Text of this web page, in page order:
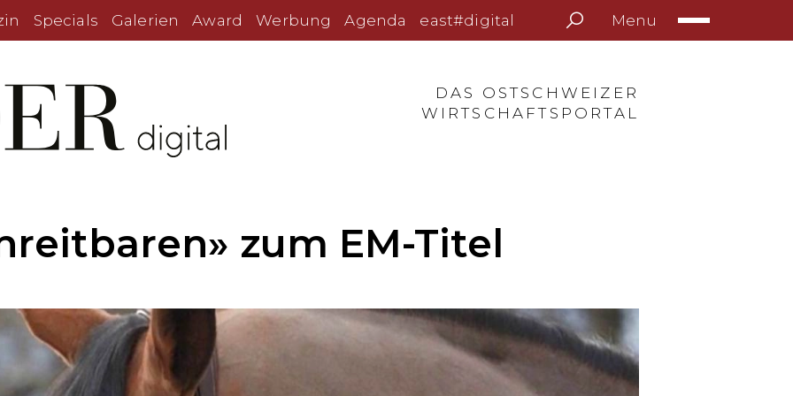
Specials Galerien Award Werbung Agenda east#digital Menu
DAS OSTSCHWEIZER
WIRTSCHAFTSPORTAL
zum EM-Titel